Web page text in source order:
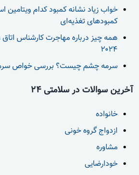
خواب زیاد نشانه کمبود کدام
کمبودهای تغذیه‌ای
همه چیز درباره مهاجرت کارشناس اتاق
2024
سرمه چشم چیست؟ بررسی خواص
آخرین سوالات در سلامتی 24
خانواده
ازدواج گروه خونی
مشاوره
خودارضایی